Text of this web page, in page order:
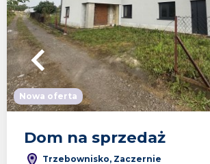
Nowa oferta
Dom na sprzedaż
Trzebownisko, Zaczernie